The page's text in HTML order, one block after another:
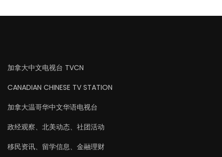
加拿大中文电视台 TVCN
CANADIAN CHINESE TV STATION
加拿大温哥华中文华语电视台
政经观察、北美动态、社团活动
移民资讯、留学信息、金融理财